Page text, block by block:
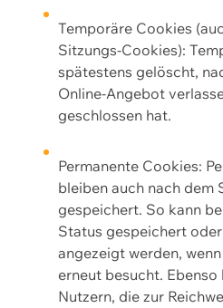
Temporäre Cookies
Sitzungs-Cookies):
spätestens gelöscht,
Online-Angebot
geschlossen hat.
Permanente Cookies:
bleiben auch nach dem
gespeichert. So kann
Status gespeichert
angezeigt werden,
erneut besucht.
Nutzern, die zur